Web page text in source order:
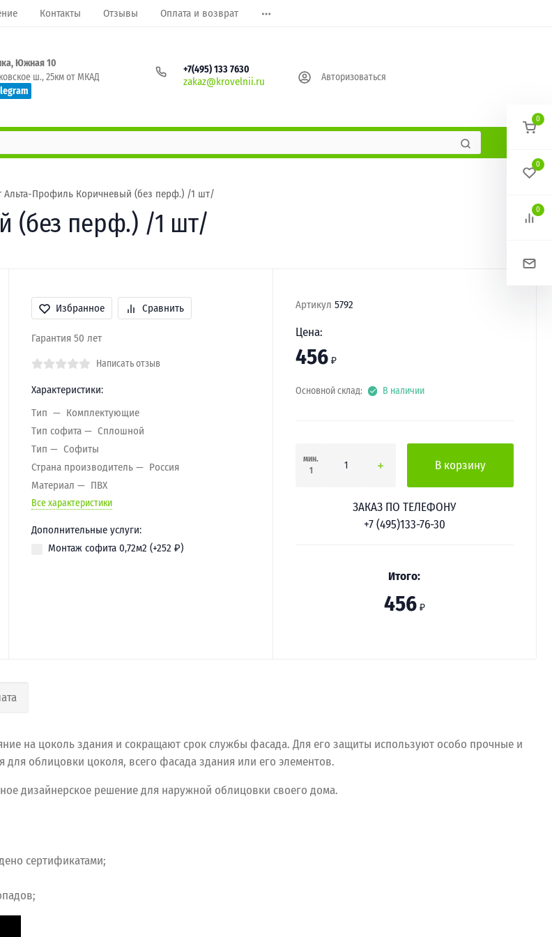
Контакты Отзывы Оплата и возврат
Южная 10
ш., 25км от МКАД
+7(495) 133 7630
zakaz@krovelnii.ru Авторизоваться
Альта-Профиль Коричневый (без перф.) /1 шт/
(без перф.) /1 шт/
Избранное Сравнить
Гарантия 50 лет
Написать отзыв
Характеристики:
Тип
Комплектующие
Тип софита
Сплошной
Тип
Софиты
Страна производитель
Россия
Материал
ПВХ
Все характеристики
Дополнительные услуги:
Монтаж софита 0,72м2 (+252 ₽)
Артикул 5792
Цена:
456 ₽
Основной склад: В наличии
мин.
1
В корзину
ЗАКАЗ ПО ТЕЛЕФОНУ
+7 (495)133-76-30
Итого:
456 ₽
на цоколь здания и сокращают срок службы фасада. Для его защиты используют особо прочные и
для облицовки цоколя, всего фасада здания или его элементов.
дизайнерское решение для наружной облицовки своего дома.
сертификатами;
0
0
0